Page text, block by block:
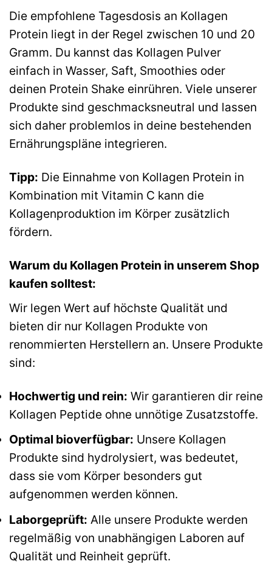
Die empfohlene Tagesdosis an Kollagen
Protein liegt in der Regel zwischen 10 und 20
Gramm. Du kannst das Kollagen Pulver
einfach in Wasser, Saft, Smoothies oder
deinen Protein Shake einrühren. Viele unserer
Produkte sind geschmacksneutral und lassen
sich daher problemlos in deine bestehenden
Ernährungspläne integrieren.
Tipp: Die Einnahme von Kollagen Protein in
Kombination mit Vitamin C kann die
Kollagenproduktion im Körper zusätzlich
fördern.
Warum du Kollagen Protein in unserem Shop
kaufen solltest:
Wir legen Wert auf höchste Qualität und
bieten dir nur Kollagen Produkte von
renommierten Herstellern an. Unsere Produkte
sind:
Hochwertig und rein: Wir garantieren dir reine
Kollagen Peptide ohne unnötige Zusatzstoffe.
Optimal bioverfügbar: Unsere Kollagen
Produkte sind hydrolysiert, was bedeutet,
dass sie vom Körper besonders gut
aufgenommen werden können.
Laborgeprüft: Alle unsere Produkte werden
regelmäßig von unabhängigen Laboren auf
Qualität und Reinheit geprüft.